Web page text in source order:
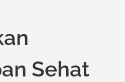
Sehat